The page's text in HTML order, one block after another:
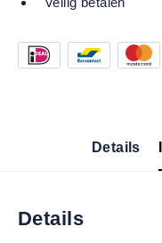
Details
Details